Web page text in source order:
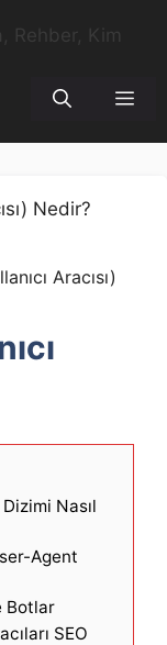
Aracısı)
Nasıl
Agent
Botlar
SEO